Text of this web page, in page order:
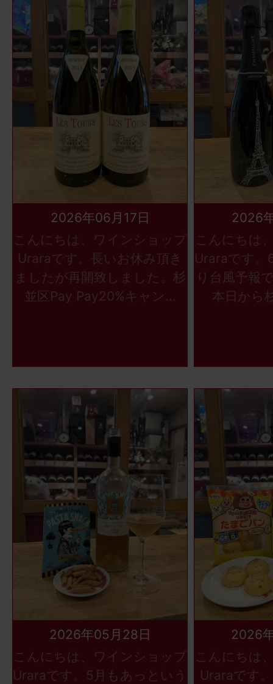
2026年06月17日
こんにちは、ワインショップ
Uraraです。長いお休み頂き
ましたが再開致しました。杉
並区Pay Pay20%キャン...
2026
こんにちは
Uraraです。
り台風予報
本日から
2026年05月28日
こんにちは、ワインショップ
Uraraです。5月もあっという
2026
こんにちは
Uraraです